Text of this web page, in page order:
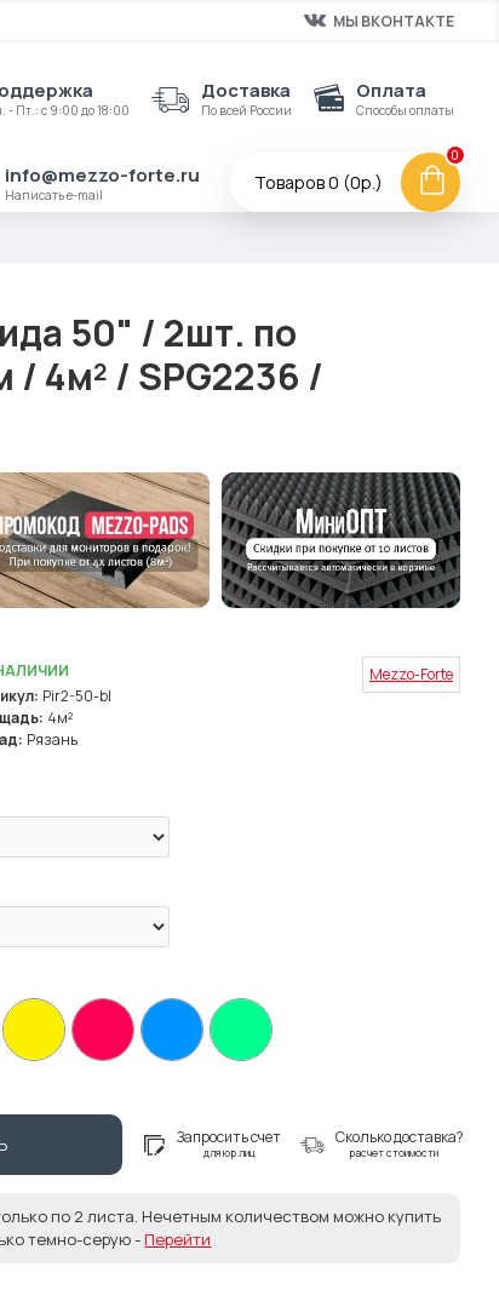
МЫ ВКОНТАКТЕ
- Пт.: с 9:00 до 18:00
Доставка
По всей России
Оплата
Способы оплаты
info@mezzo-forte.ru
Написать e-mail
Товаров 0 (0р.)
0
50" / 2шт. по
4м² / SPG2236 /
Pir2-50-bl
4м²
Рязань
Mezzo-Forte
Запросить счет
для юр.лиц
Сколько доставка?
расчет стоимости
по 2 листа. Нечетным количеством можно купить
темно-серую - Перейти